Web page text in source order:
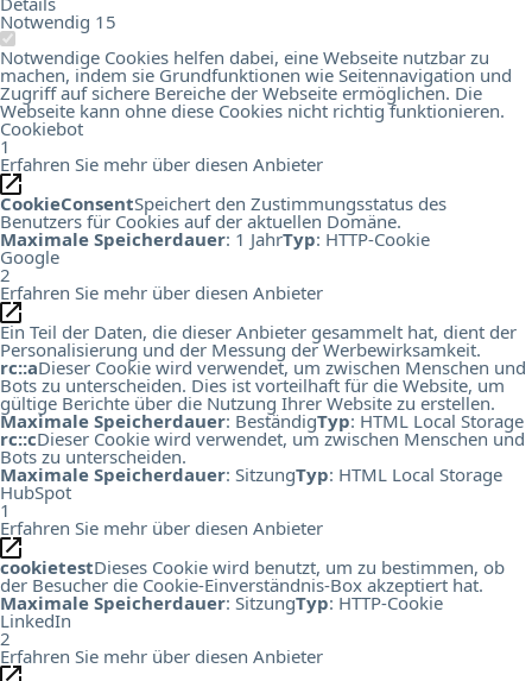
Notwendig 15
Notwendige Cookies helfen dabei, eine Webseite nutzbar zu
machen, indem sie Grundfunktionen wie Seitennavigation und
Zugriff auf sichere Bereiche der Webseite ermöglichen. Die
Webseite kann ohne diese Cookies nicht richtig funktionieren.
Cookiebot
1
Erfahren Sie mehr über diesen Anbieter
CookieConsentSpeichert den Zustimmungsstatus des
Benutzers für Cookies auf der aktuellen Domäne.
Maximale Speicherdauer: 1 JahrTyp: HTTP-Cookie
Google
2
Erfahren Sie mehr über diesen Anbieter
Ein Teil der Daten, die dieser Anbieter gesammelt hat, dient der
Personalisierung und der Messung der Werbewirksamkeit.
rc::aDieser Cookie wird verwendet, um zwischen Menschen und
Bots zu unterscheiden. Dies ist vorteilhaft für die Website, um
gültige Berichte über die Nutzung Ihrer Website zu erstellen.
Maximale Speicherdauer: BeständigTyp: HTML Local Storage
rc::cDieser Cookie wird verwendet, um zwischen Menschen und
Bots zu unterscheiden.
Maximale Speicherdauer: SitzungTyp: HTML Local Storage
HubSpot
1
Erfahren Sie mehr über diesen Anbieter
cookietestDieses Cookie wird benutzt, um zu bestimmen, ob
der Besucher die Cookie-Einverständnis-Box akzeptiert hat.
Maximale Speicherdauer: SitzungTyp: HTTP-Cookie
LinkedIn
2
Erfahren Sie mehr über diesen Anbieter